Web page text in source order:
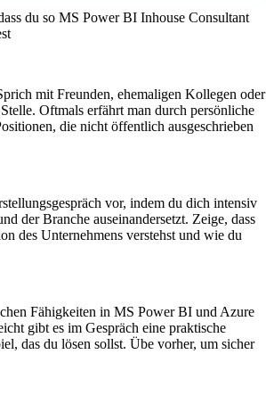
du so MS Power BI Inhouse Consultant
mit Freunden, ehemaligen Kollegen oder
Oftmals erfährt man durch persönliche
die nicht öffentlich ausgeschrieben
vor, indem du dich intensiv
der Branche auseinandersetzt. Zeige, dass
des Unternehmens verstehst und wie du
Fähigkeiten in MS Power BI und Azure
gibt es im Gespräch eine praktische
das du lösen sollst. Übe vorher, um sicher